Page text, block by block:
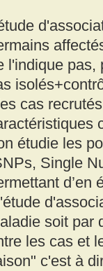
l'indique pas,
cas
étudie les
Single
d’en
soit par
les cas et
c'est à